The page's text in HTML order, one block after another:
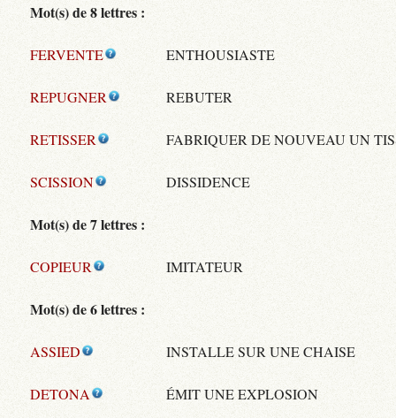
Mot(s) de 8 lettres :
FERVENTE ENTHOUSIASTE
REPUGNER REBUTER
RETISSER FABRIQUER DE NOUVEAU UN
SCISSION DISSIDENCE
Mot(s) de 7 lettres :
COPIEUR IMITATEUR
Mot(s) de 6 lettres :
ASSIED INSTALLE SUR UNE CHAISE
DETONA ÉMIT UNE EXPLOSION